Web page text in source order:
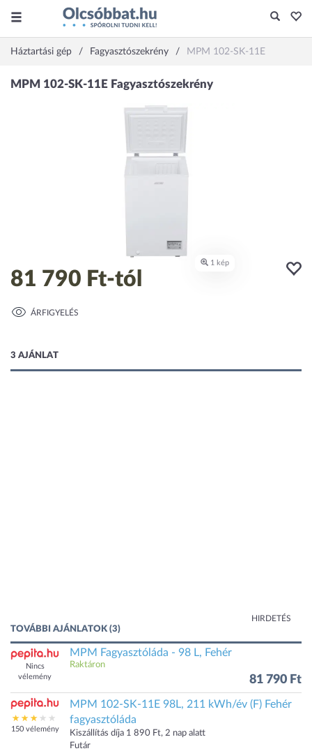
Háztartási gép Fagyasztószekrény MPM 102-SK-11E
81 790 Ft-tól
ÁRFIGYELÉS
3 AJÁNLAT
HIRDETÉS
TOVÁBBI AJÁNLATOK (3)
Nincs
vélemény
MPM Fagyasztóláda - 98 L, Fehér
Raktáron
81 790 Ft
150 vélemény
MPM 102-SK-11E 98L, 211 kWh/év (F) Fehér
fagyasztóláda
Kiszállítás díja 1 890 Ft, 2 nap alatt
Futár